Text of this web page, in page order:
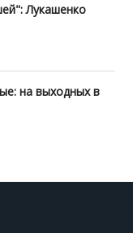
Лукашенко
на выходных в